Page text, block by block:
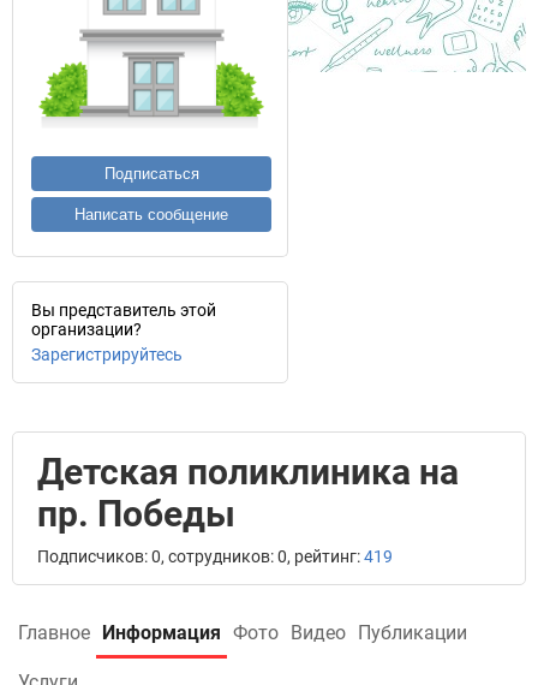
Подписаться
Написать сообщение
Вы представитель этой
организации?
Зарегистрируйтесь
Детская поликлиника на
пр. Победы
Подписчиков: 0, сотрудников: 0, рейтинг:419
Главное Информация Фото Видео Публикации